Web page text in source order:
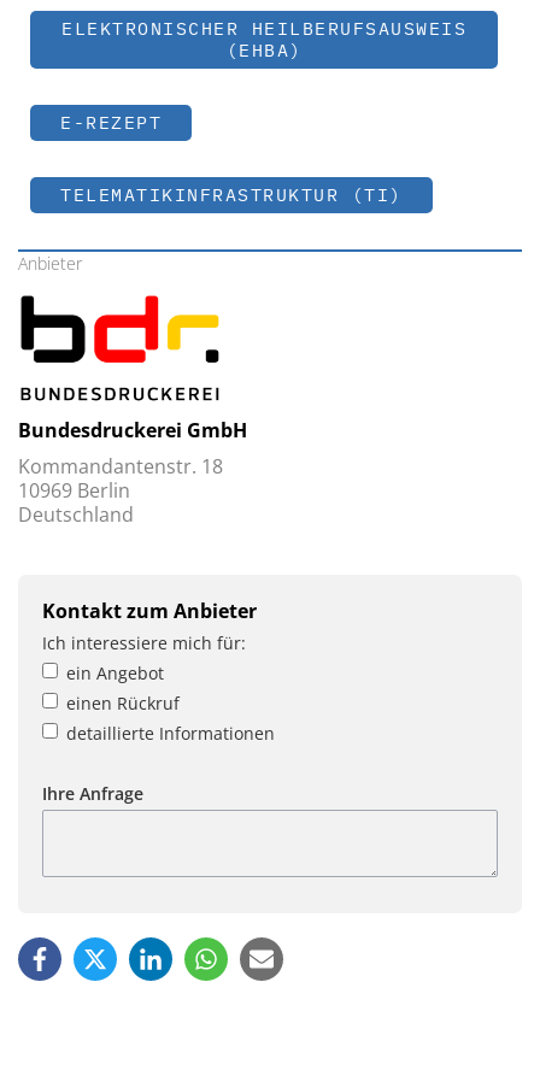
ELEKTRONISCHER HEILBERUFSAUSWEIS
(EHBA)
E-REZEPT
TELEMATIKINFRASTRUKTUR (TI)
Anbieter
Bundesdruckerei GmbH
Kommandantenstr. 18
10969 Berlin
Deutschland
Kontakt zum Anbieter
Ich interessiere mich für:
ein Angebot
einen Rückruf
detaillierte Informationen
Ihre Anfrage